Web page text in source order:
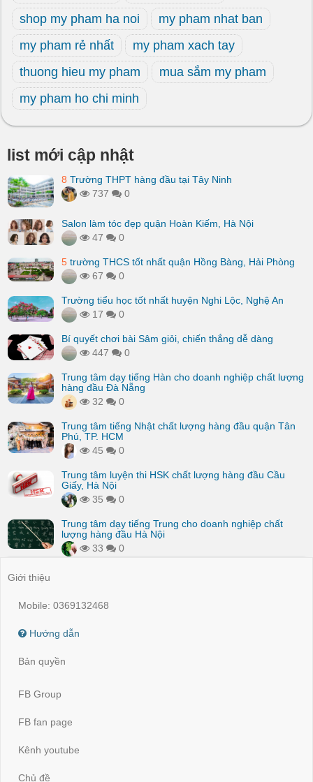
shop my pham ha noi
my pham nhat ban
my pham rẻ nhất
my pham xach tay
thuong hieu my pham
mua sắm my pham
my pham ho chi minh
list mới cập nhật
8 Trường THPT hàng đầu tại Tây Ninh
737
0
Salon làm tóc đẹp quận Hoàn Kiếm, Hà Nội
47
0
5 trường THCS tốt nhất quận Hồng Bàng, Hải Phòng
67
0
Trường tiểu học tốt nhất huyện Nghi Lộc, Nghệ An
17
0
Bí quyết chơi bài Sâm giỏi, chiến thắng dễ dàng
447
0
Trung tâm dạy tiếng Hàn cho doanh nghiệp chất lượng
hàng đầu Đà Nẵng
32
0
Trung tâm tiếng Nhật chất lượng hàng đầu quận Tân
Phú, TP. HCM
45
0
Trung tâm luyện thi HSK chất lượng hàng đầu Cầu
Giấy, Hà Nội
35
0
Trung tâm dạy tiếng Trung cho doanh nghiệp chất
lượng hàng đầu Hà Nội
33
0
Giới thiệu
Mobile: 0369132468
Hướng dẫn
Bản quyền
FB Group
FB fan page
Kênh youtube
Chủ đề